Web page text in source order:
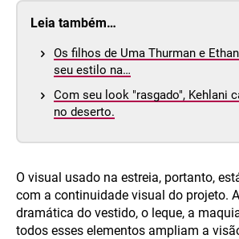
Leia também…
Os filhos de Uma Thurman e
seu estilo na…
Com seu look "rasgado", Kehlani
no deserto.
O visual usado na estreia, portanto,
com a continuidade visual do projeto.
dramática do vestido, o leque, a
todos esses elementos ampliam a